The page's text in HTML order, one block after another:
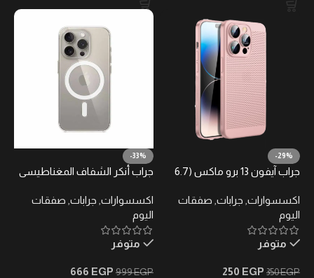
-29%
جراب آيفون 13 برو ماكس (6.7
اكسسوارات جرابات صفقات
اليوم
متوفر
350EGP
250 EGP
-33%
جراب أنكر الشفاف المغناطيسي
MagSafe
اكسسوارات جرابات صفقات
اليوم
متوفر
999EGP
666 EGP